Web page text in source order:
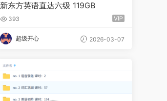
新东方英语直达六级 119GB
393 VIP
超级开心 2026-03-07